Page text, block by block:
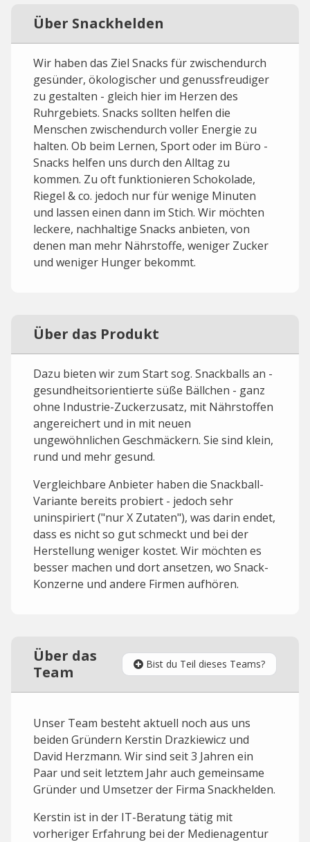
Über Snackhelden
Wir haben das Ziel Snacks für zwischendurch
gesünder, ökologischer und genussfreudiger
zu gestalten - gleich hier im Herzen des
Ruhrgebiets. Snacks sollten helfen die
Menschen zwischendurch voller Energie zu
halten. Ob beim Lernen, Sport oder im Büro -
Snacks helfen uns durch den Alltag zu
kommen. Zu oft funktionieren Schokolade,
Riegel & co. jedoch nur für wenige Minuten
und lassen einen dann im Stich. Wir möchten
leckere, nachhaltige Snacks anbieten, von
denen man mehr Nährstoffe, weniger Zucker
und weniger Hunger bekommt.
Über das Produkt
Dazu bieten wir zum Start sog. Snackballs an -
gesundheitsorientierte süße Bällchen - ganz
ohne Industrie-Zuckerzusatz, mit Nährstoffen
angereichert und in mit neuen
ungewöhnlichen Geschmäckern. Sie sind klein,
rund und mehr gesund.
Vergleichbare Anbieter haben die Snackball-
Variante bereits probiert - jedoch sehr
uninspiriert ("nur X Zutaten"), was darin endet,
dass es nicht so gut schmeckt und bei der
Herstellung weniger kostet. Wir möchten es
besser machen und dort ansetzen, wo Snack-
Konzerne und andere Firmen aufhören.
Über das
Team
Bist du Teil dieses Teams?
Unser Team besteht aktuell noch aus uns
beiden Gründern Kerstin Drazkiewicz und
David Herzmann. Wir sind seit 3 Jahren ein
Paar und seit letztem Jahr auch gemeinsame
Gründer und Umsetzer der Firma Snackhelden.
Kerstin ist in der IT-Beratung tätig mit
vorheriger Erfahrung bei der Medienagentur